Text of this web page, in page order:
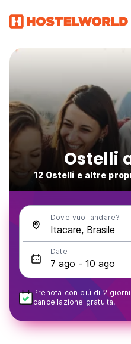
Ostelli
12 Ostelli e altre
Dove vuoi andare?
Date
Prenota con piú di 2
cancellazione gratuita.